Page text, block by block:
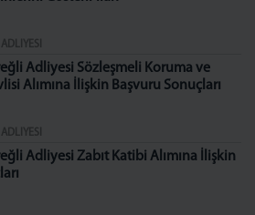
Adliyesi Sözleşmeli Koruma ve
Alımına İlişkin Başvuru Sonuçları
Adliyesi Zabıt Katibi Alımına İlişkin